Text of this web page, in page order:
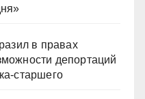
в правах
депортаций
старшего